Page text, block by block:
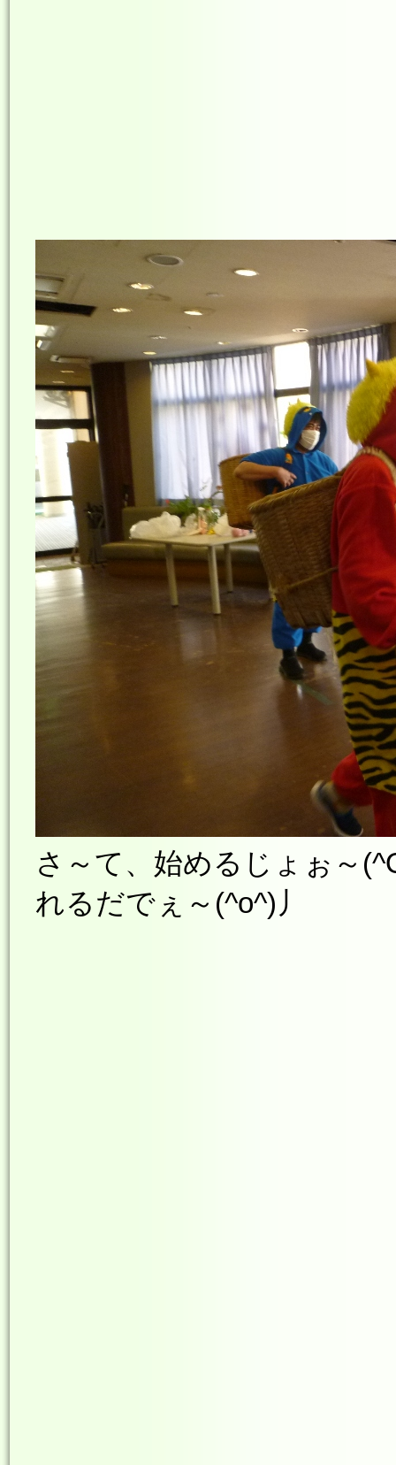
さ～て、始めるじょぉ
れるだでぇ～(^o^)丿